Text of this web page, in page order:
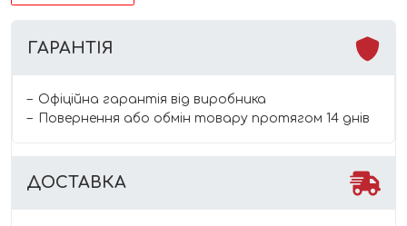
ГАРАНТІЯ
Офіційна гарантія від виробника
Повернення або обмін товару протягом 14 днів
ДОСТАВКА